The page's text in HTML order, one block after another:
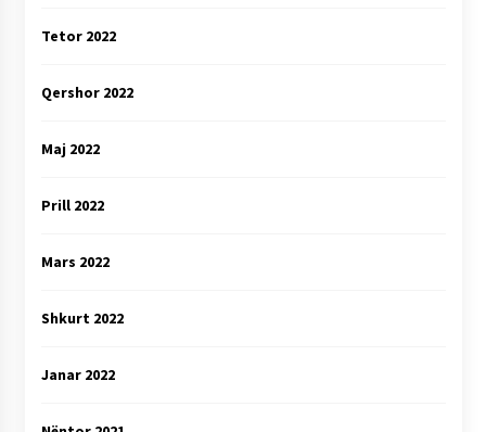
Tetor 2022
Qershor 2022
Maj 2022
Prill 2022
Mars 2022
Shkurt 2022
Janar 2022